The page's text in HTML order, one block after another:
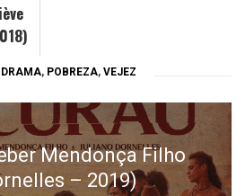
DRAMA, POBREZA, VEJEZ
Mendonça Filho
– 2019)